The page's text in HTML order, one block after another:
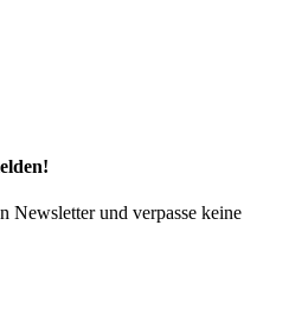
Newsletter und verpasse keine